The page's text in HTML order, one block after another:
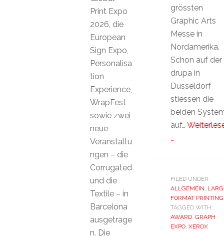
grössten
Graphic Arts
Messe in
Nordamerika.
Schon auf der
drupa in
Düsseldorf
stiessen die
beiden
auf…
…
FILED UNDER:
ALLGEMEIN,
FORMAT PRINTING
TAGGED WITH:
AWARD, GRAPH
EXPO, XEROX
Print Expo
2026, die
European
Sign Expo,
Personalisa
tion
Experience,
WrapFest
sowie zwei
neue
Veranstaltu
ngen – die
Corrugated
und die
Textile – in
Barcelona
ausgetrage
n. Die